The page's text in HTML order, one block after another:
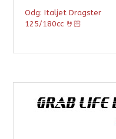
Odg: Italjet Dragster
125/180cc 🤘🏻